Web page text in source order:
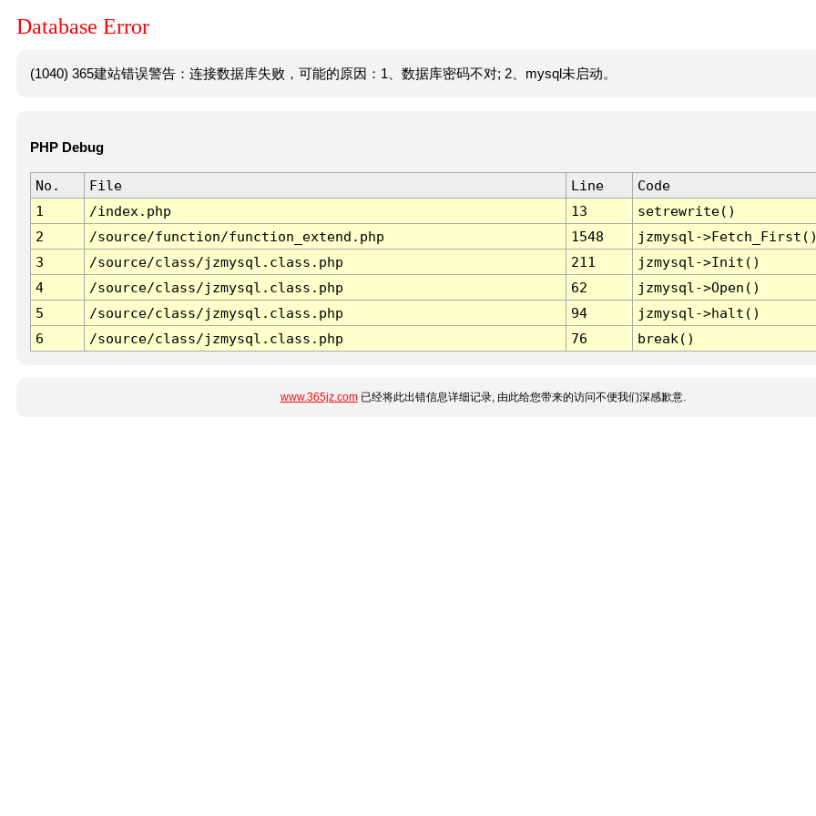
Database Error
(1040) 365建站错误警告：连接数据库失败，可能的原因：1、数据库密码不对; 2、mysql未启动。
PHP Debug
No. File Line
Code
1
/index.php 13
setrewrite()
2
/source/function/function_extend.php 1548
jzmysql-
3
/source/class/jzmysql.class.php 211
jzmysql->Init()
4
/source/class/jzmysql.class.php 62
jzmysql->Open()
5
/source/class/jzmysql.class.php 94
jzmysql->halt()
6
/source/class/jzmysql.class.php 76 break()
www.365jz.com已经将此出错信息详细记录, 由此给您带来的访问不便我们深感歉意.